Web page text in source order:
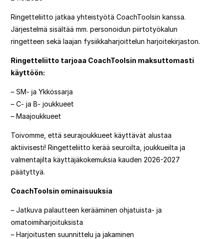
Ringetteliitto jatkaa yhteistyötä CoachToolsin kanssa.
Järjestelmä sisältää mm. personoidun piirtotyökalun
ringetteen sekä laajan fysiikkaharjoittelun harjoitekirjaston.
Ringetteliitto tarjoaa CoachToolsin maksuttomasti
käyttöön:
– SM- ja Ykkössarja
– C- ja B- joukkueet
– Maajoukkueet
Toivomme, että seurajoukkueet käyttävät alustaa
aktiivisesti! Ringetteliitto kerää seuroilta, joukkueilta ja
valmentajilta käyttäjäkokemuksia kauden 2026-2027
päätyttyä.
CoachToolsin ominaisuuksia
– Jatkuva palautteen kerääminen ohjatuista- ja
omatoimiharjoituksista
– Harjoitusten suunnittelu ja jakaminen